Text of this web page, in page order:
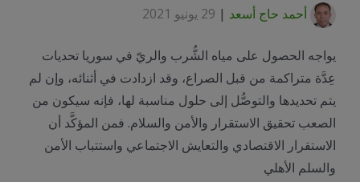
أحمد حاج أسعد | 29 يونيو 2021
يواجه الحصول على مياه الشُّرب والريّ في سوريا تحديات
عِدَّة متراكمة من قبل الصراع، وقد ازدادت في أثنائه، وإن لم
يتم تحديدها والتوصُّل إلى حلول مناسبة لها، فإنه سيكون من
الصعب تحقيق الاستقرار والأمن والسلام. فمن المؤكَّد أن
الاستقرار الاقتصادي والتعايش الاجتماعي واستتباب الأمن
والسلم الأهلي